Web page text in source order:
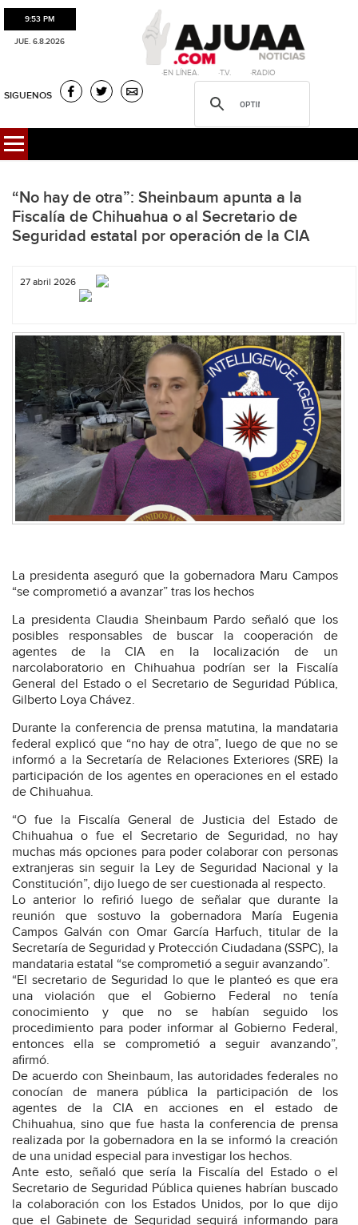
9:53 PM
JUE. 6.8.2026
·EN LÍNEA. ·T.V. ·RADIO
SIGUENOS
“No hay de otra”: Sheinbaum apunta a la
Fiscalía de Chihuahua o al Secretario de
Seguridad estatal por operación de la CIA
27 abril 2026
La presidenta aseguró que la gobernadora Maru Campos
“se comprometió a avanzar” tras los hechos
La presidenta Claudia Sheinbaum Pardo señaló que los
posibles responsables de buscar la cooperación de
agentes de la CIA en la localización de un
narcolaboratorio en Chihuahua podrían ser la Fiscalía
General del Estado o el Secretario de Seguridad Pública,
Gilberto Loya Chávez.
Durante la conferencia de prensa matutina, la mandataria
federal explicó que “no hay de otra”, luego de que no se
informó a la Secretaría de Relaciones Exteriores (SRE) la
participación de los agentes en operaciones en el estado
de Chihuahua.
“O fue la Fiscalía General de Justicia del Estado de
Chihuahua o fue el Secretario de Seguridad, no hay
muchas más opciones para poder colaborar con personas
extranjeras sin seguir la Ley de Seguridad Nacional y la
Constitución”, dijo luego de ser cuestionada al respecto.
Lo anterior lo refirió luego de señalar que durante la
reunión que sostuvo la gobernadora María Eugenia
Campos Galván con Omar García Harfuch, titular de la
Secretaría de Seguridad y Protección Ciudadana (SSPC), la
mandataria estatal “se comprometió a seguir avanzando”.
“El secretario de Seguridad lo que le planteó es que era
una violación que el Gobierno Federal no tenía
conocimiento y que no se habían seguido los
procedimiento para poder informar al Gobierno Federal,
entonces ella se comprometió a seguir avanzando”,
afirmó.
De acuerdo con Sheinbaum, las autoridades federales no
conocían de manera pública la participación de los
agentes de la CIA en acciones en el estado de
Chihuahua, sino que fue hasta la conferencia de prensa
realizada por la gobernadora en la se informó la creación
de una unidad especial para investigar los hechos.
Ante esto, señaló que sería la Fiscalía del Estado o el
Secretario de Seguridad Pública quienes habrían buscado
la colaboración con los Estados Unidos, por lo que dijo
que el Gabinete de Seguridad seguirá informando para